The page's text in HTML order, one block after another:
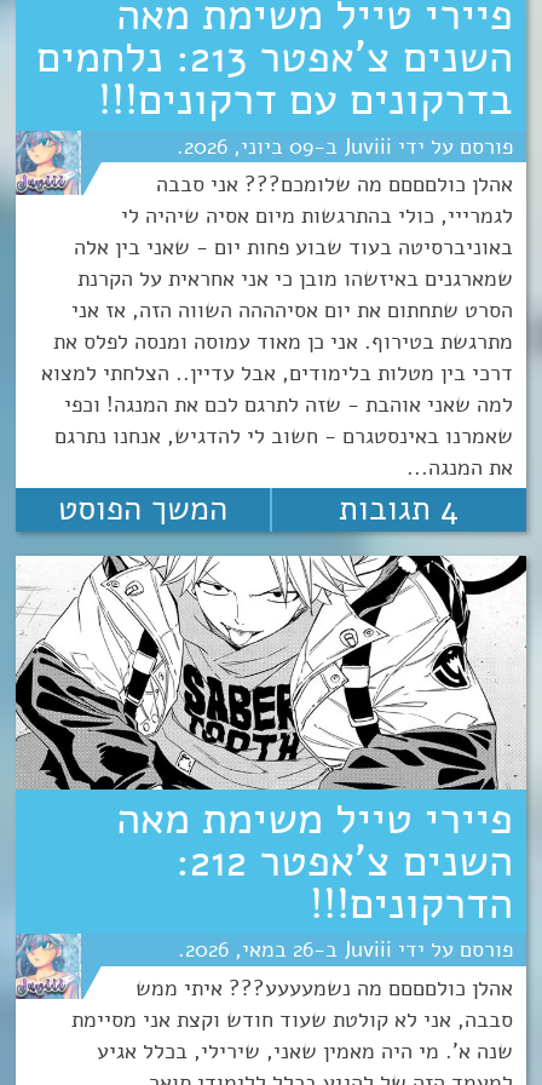
פיירי טייל משימת מאה
השנים צ’אפטר 213: נלחמים
בדרקונים עם דרקונים!!!
Juviii
09 יוני 2026
אהלן כולםםםם מה שלומכם??? אני סבבה
לגמרייי, כולי בהתרגשות מיום אסיה שיהיה לי
באוניברסיטה בעוד שבוע פחות יום - שאני בין אלה
שמארגנים באיזשהו מובן כי אני אחראית על הקרנת
הסרט שתחתום את יום אסיהההה השווה הזה, אז אני
מתרגשת בטירוף. אני כן מאוד עמוסה ומנסה לפלס את
דרכי בין מטלות בלימודים, אבל עדיין.. הצלחתי למצוא
למה שאני אוהבת - שזה לתרגם לכם את המנגה! וכפי
שאמרנו באינסטגרם - חשוב לי להדגיש, אנחנו נתרגם
את המנגה...
4 תגובות המשך הפוסט
פיירי טייל משימת מאה
השנים צ’אפטר 212:
הדרקונים!!!
Juviii
26 מאי 2026
אהלן כולםםםם מה נשמעעעע??? איתי ממש
סבבה, אני לא קולטת שעוד חודש וקצת אני מסיימת
שנה א'. מי היה מאמין שאני, שירילי, בכלל אגיע